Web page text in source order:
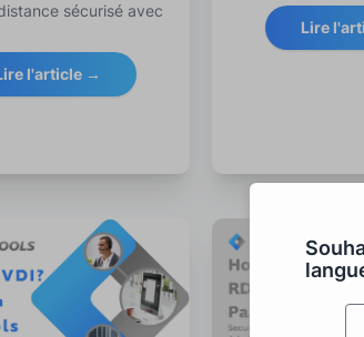
sécurisé avec
à copier-coller
le partage de
l'article →
renforcement, à
à la conformité
Lire